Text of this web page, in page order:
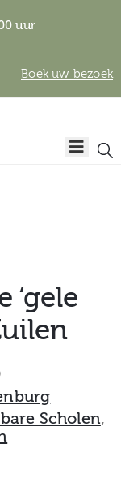
uur
Boek uw bezoek
‘gele
Scholen‚